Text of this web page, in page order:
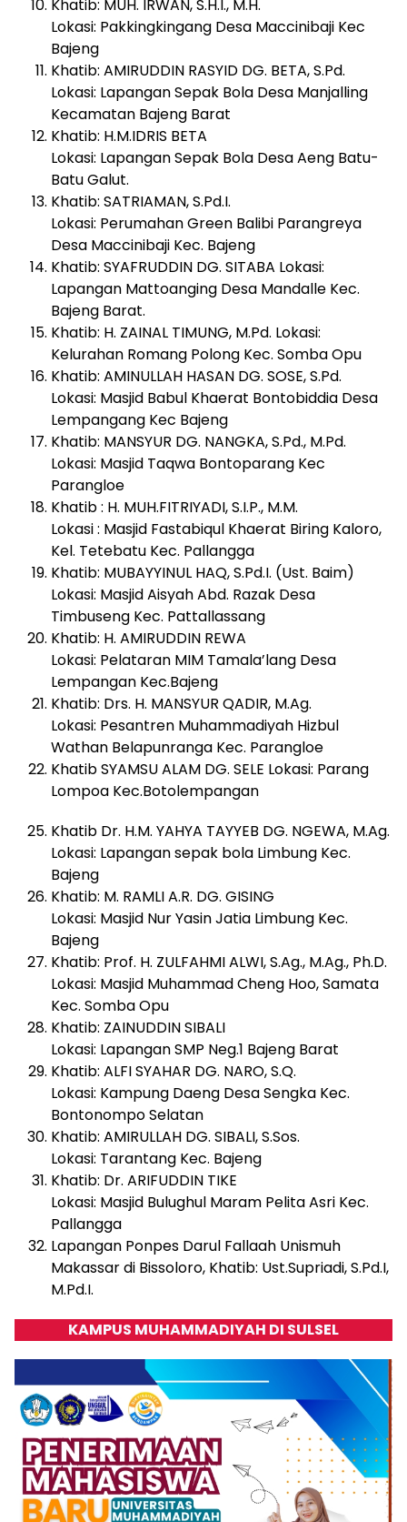
Khatib: MUH. IRWAN, S.H.I., M.H.
Lokasi: Pakkingkingang Desa Maccinibaji Kec
Bajeng
Khatib: AMIRUDDIN RASYID DG. BETA, S.Pd.
Lokasi: Lapangan Sepak Bola Desa Manjalling
Kecamatan Bajeng Barat
Khatib: H.M.IDRIS BETA
Lokasi: Lapangan Sepak Bola Desa Aeng Batu-
Batu Galut.
Khatib: SATRIAMAN, S.Pd.I.
Lokasi: Perumahan Green Balibi Parangreya
Desa Maccinibaji Kec. Bajeng
Khatib: SYAFRUDDIN DG. SITABA Lokasi:
Lapangan Mattoanging Desa Mandalle Kec.
Bajeng Barat.
Khatib: H. ZAINAL TIMUNG, M.Pd. Lokasi:
Kelurahan Romang Polong Kec. Somba Opu
Khatib: AMINULLAH HASAN DG. SOSE, S.Pd.
Lokasi: Masjid Babul Khaerat Bontobiddia Desa
Lempangang Kec Bajeng
Khatib: MANSYUR DG. NANGKA, S.Pd., M.Pd.
Lokasi: Masjid Taqwa Bontoparang Kec
Parangloe
Khatib : H. MUH.FITRIYADI, S.I.P., M.M.
Lokasi : Masjid Fastabiqul Khaerat Biring Kaloro,
Kel. Tetebatu Kec. Pallangga
Khatib: MUBAYYINUL HAQ, S.Pd.I. (Ust. Baim)
Lokasi: Masjid Aisyah Abd. Razak Desa
Timbuseng Kec. Pattallassang
Khatib: H. AMIRUDDIN REWA
Lokasi: Pelataran MIM Tamala’lang Desa
Lempangan Kec.Bajeng
Khatib: Drs. H. MANSYUR QADIR, M.Ag.
Lokasi: Pesantren Muhammadiyah Hizbul
Wathan Belapunranga Kec. Parangloe
Khatib SYAMSU ALAM DG. SELE Lokasi: Parang
Lompoa Kec.Botolempangan
Khatib Dr. H.M. YAHYA TAYYEB DG. NGEWA, M.Ag.
Lokasi: Lapangan sepak bola Limbung Kec.
Bajeng
Khatib: M. RAMLI A.R. DG. GISING
Lokasi: Masjid Nur Yasin Jatia Limbung Kec.
Bajeng
Khatib: Prof. H. ZULFAHMI ALWI, S.Ag., M.Ag., Ph.D.
Lokasi: Masjid Muhammad Cheng Hoo, Samata
Kec. Somba Opu
Khatib: ZAINUDDIN SIBALI
Lokasi: Lapangan SMP Neg.1 Bajeng Barat
Khatib: ALFI SYAHAR DG. NARO, S.Q.
Lokasi: Kampung Daeng Desa Sengka Kec.
Bontonompo Selatan
Khatib: AMIRULLAH DG. SIBALI, S.Sos.
Lokasi: Tarantang Kec. Bajeng
Khatib: Dr. ARIFUDDIN TIKE
Lokasi: Masjid Bulughul Maram Pelita Asri Kec.
Pallangga
Lapangan Ponpes Darul Fallaah Unismuh
Makassar di Bissoloro, Khatib: Ust.Supriadi, S.Pd.I,
M.Pd.I.
KAMPUS MUHAMMADIYAH DI SULSEL